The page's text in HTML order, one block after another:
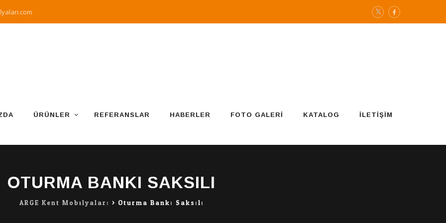
ÜRÜNLER REFERANSLAR HABERLER FOTO GALERI KATALOG İLETIŞIM
OTURMA BANKI SAKSILI
ARGE Kent Mobilyaları > Oturma Bankı Saksılı